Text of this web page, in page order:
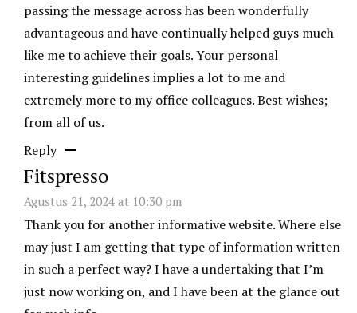
passing the message across has been wonderfully
advantageous and have continually helped guys much
like me to achieve their goals. Your personal
interesting guidelines implies a lot to me and
extremely more to my office colleagues. Best wishes;
from all of us.
Reply
Fitspresso
Agustus 21, 2024 at 10:30 pm
Thank you for another informative website. Where else
may just I am getting that type of information written
in such a perfect way? I have a undertaking that I’m
just now working on, and I have been at the glance out